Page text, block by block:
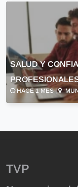
SALUD Y
HACE 1 MES |
TVP